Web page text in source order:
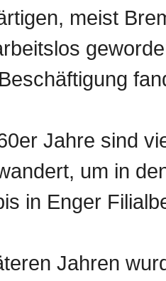
meist
Jahre sind
um in
in Enger
Jahren